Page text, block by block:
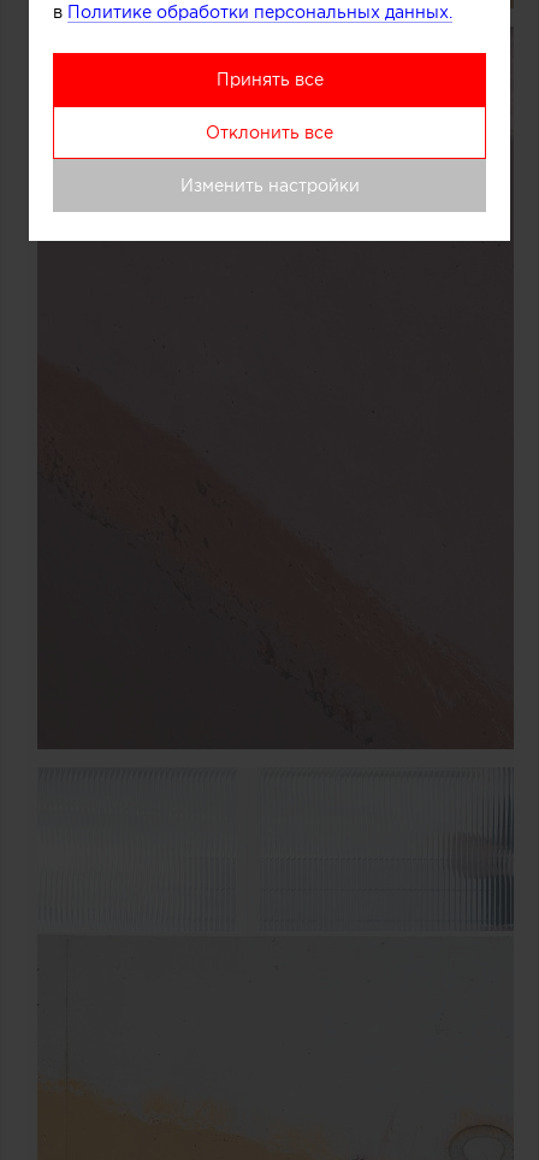
в Политике обработки персональных данных.
Принять все
Отклонить все
Изменить настройки